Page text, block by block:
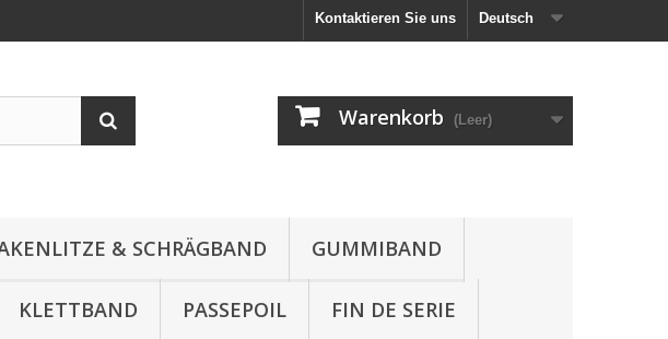
Deutsch
Kontaktieren Sie uns
Warenkorb (Leer)
& SCHRÄGBAND GUMMIBAND
KLETTBAND PASSEPOIL FIN DE SERIE